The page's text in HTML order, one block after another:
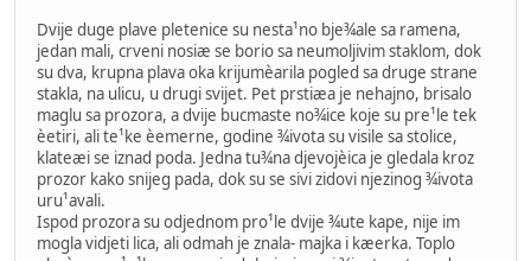
Dvije duge plave pletenice su nesta¹no bje¾ale sa ramena,
jedan mali, crveni nosiæ se borio sa neumoljivim staklom, dok
su dva, krupna plava oka krijumèarila pogled sa druge strane
stakla, na ulicu, u drugi svijet. Pet prstiæa je nehajno, brisalo
maglu sa prozora, a dvije bucmaste no¾ice koje su pre¹le tek
èetiri, ali te¹ke èemerne, godine ¾ivota su visile sa stolice,
klateæi se iznad poda. Jedna tu¾na djevojèica je gledala kroz
prozor kako snijeg pada, dok su se sivi zidovi njezinog ¾ivota
uru¹avali.
Ispod prozora su odjednom pro¹le dvije ¾ute kape, nije im
mogla vidjeti lica, ali odmah je znala- majka i kæerka. Toplo